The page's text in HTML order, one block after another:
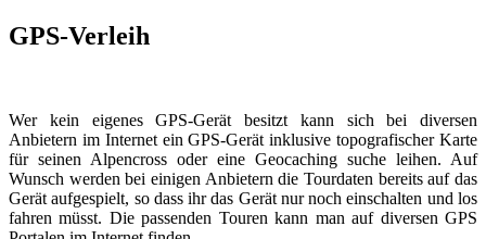
GPS-Verleih
Wer kein eigenes GPS-Gerät besitzt kann sich bei diversen
Anbietern im Internet ein GPS-Gerät inklusive topografischer Karte
für seinen Alpencross oder eine Geocaching suche leihen. Auf
Wunsch werden bei einigen Anbietern die Tourdaten bereits auf das
Gerät aufgespielt, so dass ihr das Gerät nur noch einschalten und los
fahren müsst. Die passenden Touren kann man auf diversen GPS